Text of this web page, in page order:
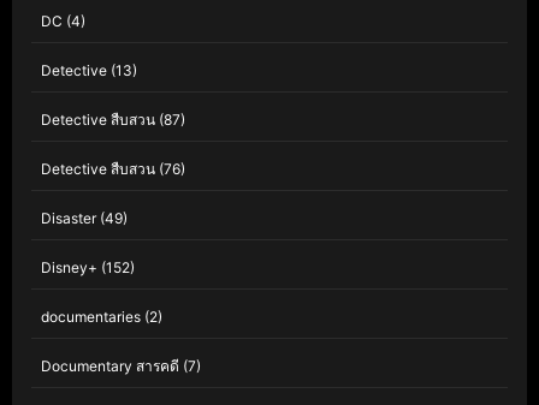
DC (4)
Detective (13)
Detective สืบสวน (87)
Detective สืบสวน (76)
Disaster(49)
Disney+ (152)
documentaries (2)
Documentary สารคดี (7)